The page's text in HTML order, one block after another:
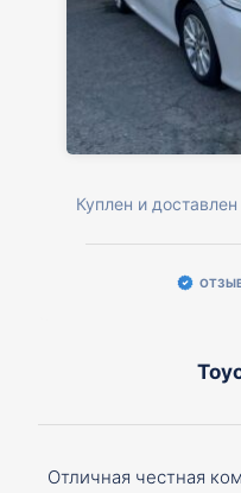
Куплен и
Отличная честная